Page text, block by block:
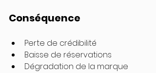
Conséquence
Perte de crédibilité
Baisse de réservations
Dégradation de la marque